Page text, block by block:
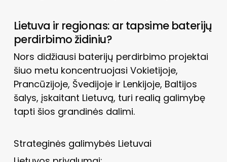
Lietuva ir regionas: ar tapsime baterijų
perdirbimo židiniu?
Nors didžiausi baterijų perdirbimo projektai
šiuo metu koncentruojasi Vokietijoje,
Prancūzijoje, Švedijoje ir Lenkijoje, Baltijos
šalys, įskaitant Lietuvą, turi realią galimybę
tapti šios grandinės dalimi.
Strateginės galimybės Lietuvai